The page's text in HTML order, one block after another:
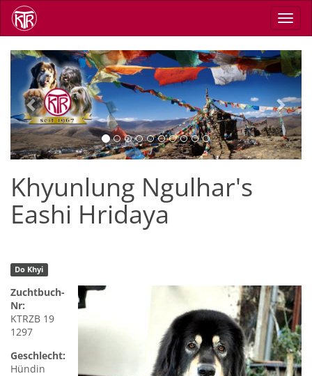
Skip
main
Previous Next
Khyunlung Ngulhar's
Eashi Hridaya
Do Khyi
Zuchtbuch-
Nr:
KTRZB 19
1297
Geschlecht:
Hündin